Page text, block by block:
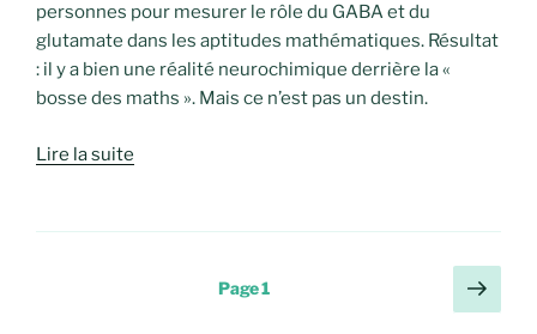
personnes pour mesurer le rôle du GABA et du
glutamate dans les aptitudes mathématiques. Résultat
: il y a bien une réalité neurochimique derrière la «
bosse des maths ». Mais ce n’est pas un destin.
Lire la suite
Page1
Page